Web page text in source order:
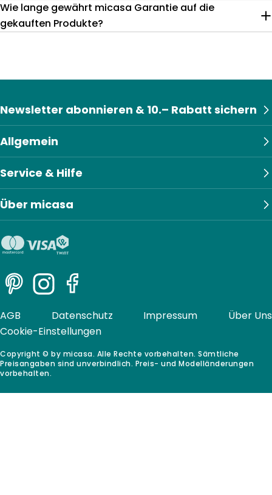
Wie lange gewährt micasa Garantie auf die
gekauften Produkte?
Allgemein
Service & Hilfe
Über micasa
Newsletter abonnieren & 10.– Rabatt sichern
PinterestInstagramFacebook
Copyright © by micasa. Alle Rechte vorbehalten. Sämtliche
Preisangaben sind unverbindlich. Preis- und Modelländerungen
vorbehalten.
AGB Datenschutz Impressum
Über Uns
Cookie-Einstellungen